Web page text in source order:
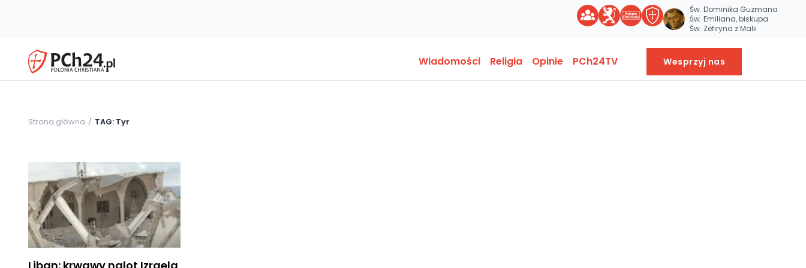
Św. Dominika Guzmana
Św. Emiliana, biskupa
Św. Zefiryna z Malii
Wiadomości Religia Opinie PCh24TV Wesprzyj nas
Strona główna TAG: Tyr